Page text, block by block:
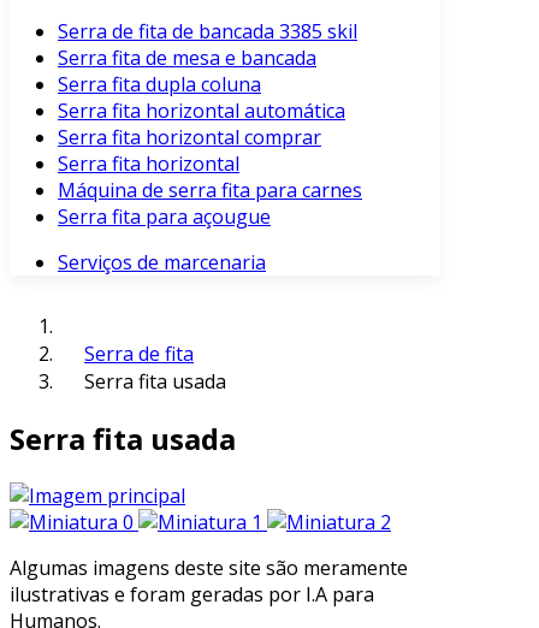
Serra de fita de bancada 3385 skil
Serra fita de mesa e bancada
Serra fita dupla coluna
Serra fita horizontal automática
Serra fita horizontal comprar
Serra fita horizontal
Máquina de serra fita para carnes
Serra fita para açougue
Serviços de marcenaria
Serra de fita
Serra fita usada
Serra fita usada
Algumas imagens deste site são meramente
ilustrativas e foram geradas por I.A para
Humanos.